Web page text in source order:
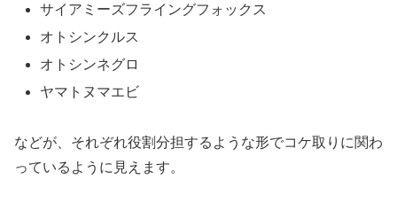
サイアミーズフライングフォックス
オトシンクルス
オトシンネグロ
ヤマトヌマエビ
などが、それぞれ役割分担するような形でコケ取りに関わ
っているように見えます。